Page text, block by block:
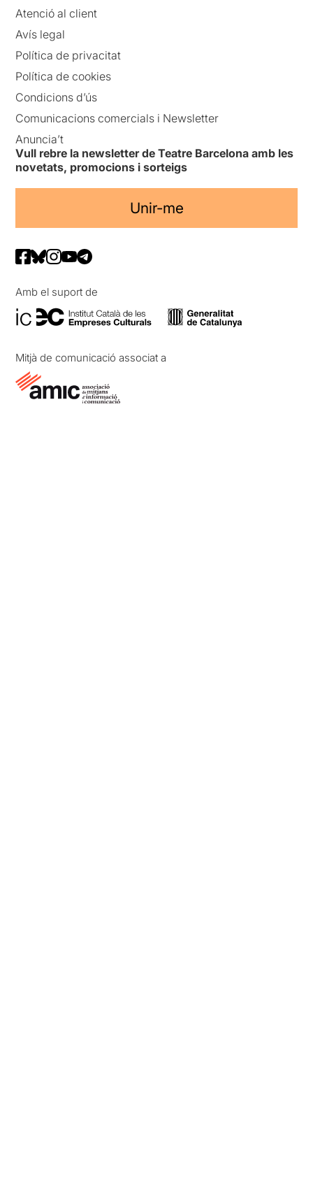
Atenció al client
Avís legal
Política de privacitat
Política de cookies
Condicions d’ús
Comunicacions comercials i Newsletter
Anuncia’t
Vull rebre la newsletter de Teatre Barcelona amb les
novetats, promocions i sorteigs
Unir-me
Amb el suport de
Mitjà de comunicació associat a